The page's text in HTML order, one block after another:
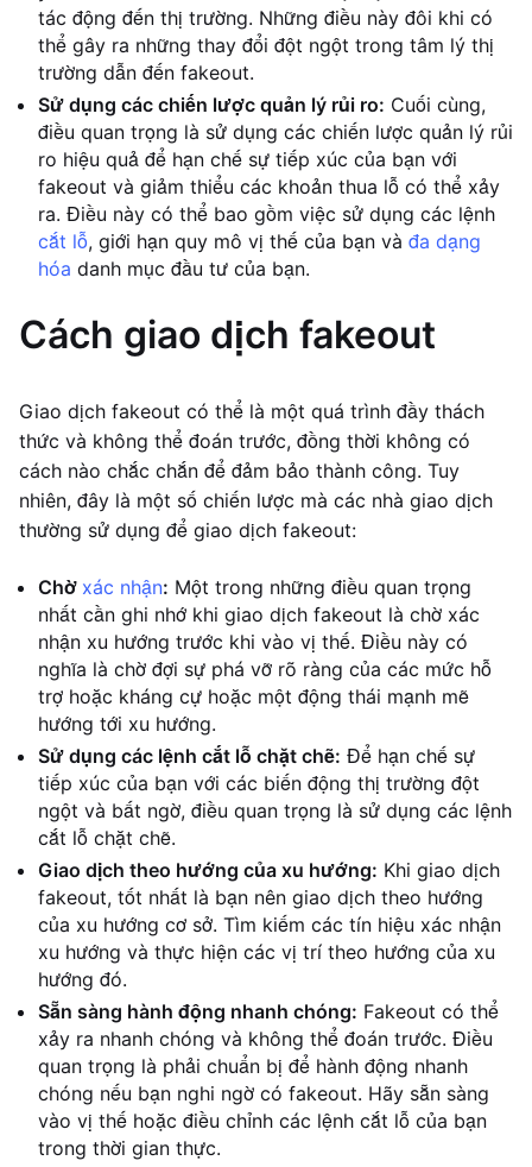
tác động đến thị trường. Những điều này đôi khi có
thể gây ra những thay đổi đột ngột trong tâm lý thị
trường dẫn đến fakeout.
Sử dụng các chiến lược quản lý rủi ro: Cuối cùng,
điều quan trọng là sử dụng các chiến lược quản lý rủi
ro hiệu quả để hạn chế sự tiếp xúc của bạn với
fakeout và giảm thiểu các khoản thua lỗ có thể xảy
ra. Điều này có thể bao gồm việc sử dụng các lệnh
cắt lỗ, giới hạn quy mô vị thế của bạn và đa dạng
hóa danh mục đầu tư của bạn.
Cách giao dịch fakeout
Giao dịch fakeout có thể là một quá trình đầy thách
thức và không thể đoán trước, đồng thời không có
cách nào chắc chắn để đảm bảo thành công. Tuy
nhiên, đây là một số chiến lược mà các nhà giao dịch
thường sử dụng để giao dịch fakeout:
Chờ xác nhận: Một trong những điều quan trọng
nhất cần ghi nhớ khi giao dịch fakeout là chờ xác
nhận xu hướng trước khi vào vị thế. Điều này có
nghĩa là chờ đợi sự phá vỡ rõ ràng của các mức hỗ
trợ hoặc kháng cự hoặc một động thái mạnh mẽ
hướng tới xu hướng.
Sử dụng các lệnh cắt lỗ chặt chẽ: Để hạn chế sự
tiếp xúc của bạn với các biến động thị trường đột
ngột và bất ngờ, điều quan trọng là sử dụng các lệnh
cắt lỗ chặt chẽ.
Giao dịch theo hướng của xu hướng: Khi giao dịch
fakeout, tốt nhất là bạn nên giao dịch theo hướng
của xu hướng cơ sở. Tìm kiếm các tín hiệu xác nhận
xu hướng và thực hiện các vị trí theo hướng của xu
hướng đó.
Sẵn sàng hành động nhanh chóng: Fakeout có thể
xảy ra nhanh chóng và không thể đoán trước. Điều
quan trọng là phải chuẩn bị để hành động nhanh
chóng nếu bạn nghi ngờ có fakeout. Hãy sẵn sàng
vào vị thế hoặc điều chỉnh các lệnh cắt lỗ của bạn
trong thời gian thực.